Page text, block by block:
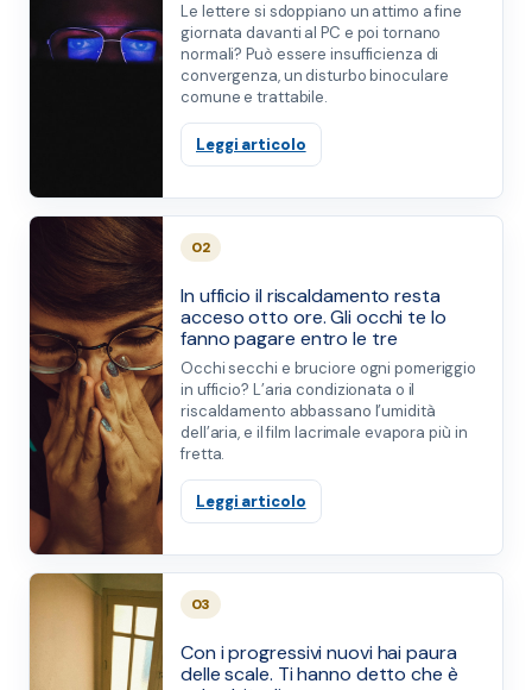
Le lettere si sdoppiano un attimo a fine
giornata davanti al PC e poi tornano
normali? Può essere insufficienza di
convergenza, un disturbo binoculare
comune e trattabile.
Leggi articolo
02
In ufficio il riscaldamento resta
acceso otto ore. Gli occhi te lo
fanno pagare entro le tre
Occhi secchi e bruciore ogni pomeriggio
in ufficio? L’aria condizionata o il
riscaldamento abbassano l’umidità
dell’aria, e il film lacrimale evapora più in
fretta.
Leggi articolo
03
Con i progressivi nuovi hai paura
delle scale. Ti hanno detto che è